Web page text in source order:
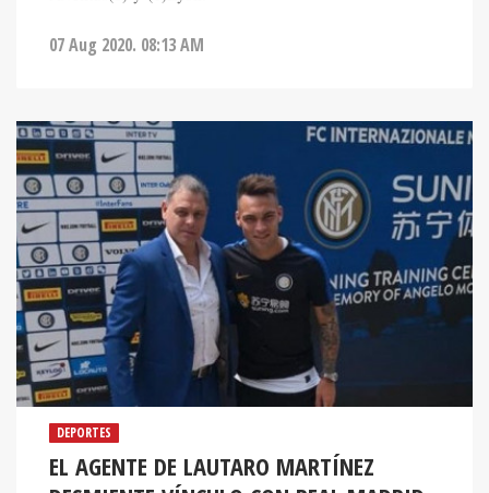
07 Aug 2020. 08:13 AM
DEPORTES
EL AGENTE DE LAUTARO MARTÍNEZ